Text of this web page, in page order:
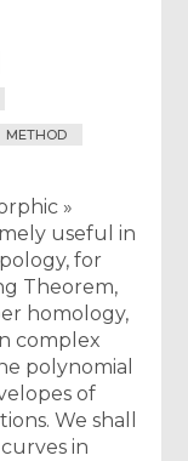
METHOD
»
useful in
for
Theorem,
homology,
complex
polynomial
of
We shall
in